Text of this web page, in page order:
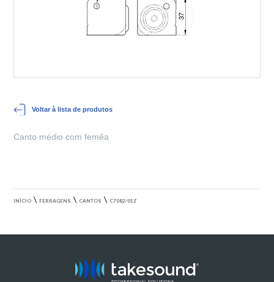
Voltar à lista de produtos
Canto médio com femêa
INÍCIO \ FERRAGENS \ CANTOS \ C7082/01Z